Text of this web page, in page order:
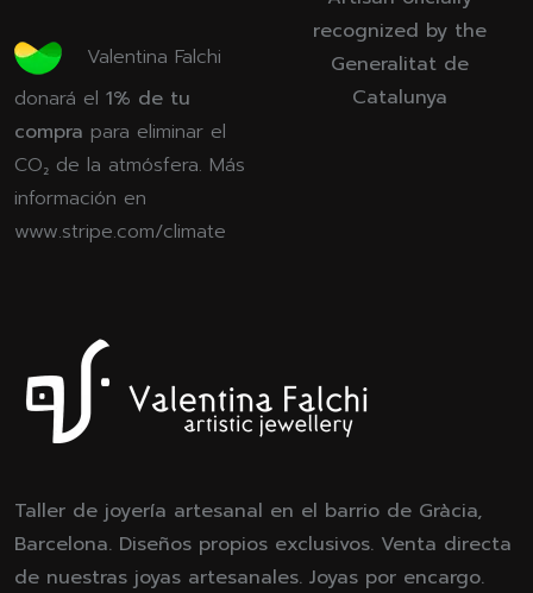
Valentina Falchi
donará el 1% de tu
compra para eliminar el
CO₂ de la atmósfera. Más
información en
www.stripe.com/climate
recognized by the
Generalitat de
Catalunya
Taller de joyería artesanal en el barrio de Gràcia,
Barcelona. Diseños propios exclusivos. Venta directa
de nuestras joyas artesanales. Joyas por encargo.